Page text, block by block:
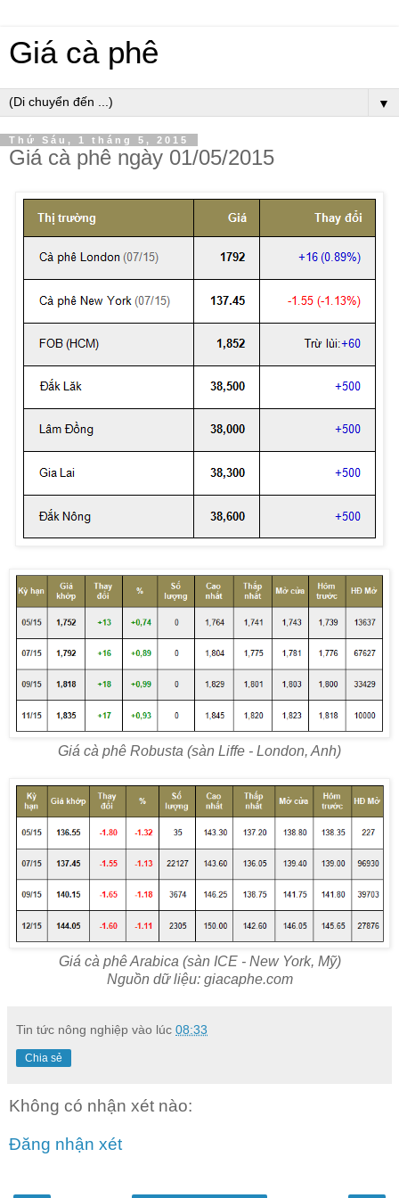
Giá cà phê
▼
Thứ Sáu, 1 tháng 5, 2015
Giá cà phê ngày 01/05/2015
Giá cà phê Robusta (sàn Liffe - London, Anh)
Giá cà phê Arabica (sàn ICE - New York, Mỹ)
Nguồn dữ liệu: giacaphe.com
Tin tức nông nghiệp vào lúc 08:33
Chia sẻ
Không có nhận xét nào:
Đăng nhận xét